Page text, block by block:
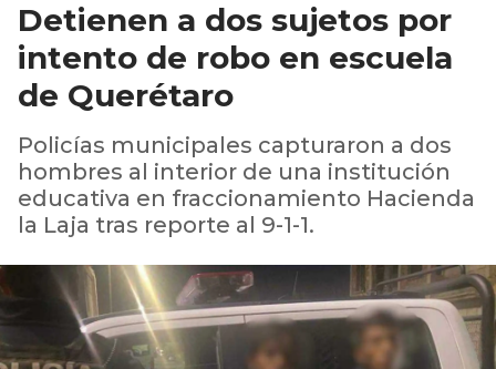
Detienen a dos sujetos por
intento de robo en escuela
de Querétaro
Policías municipales capturaron a dos
hombres al interior de una institución
educativa en fraccionamiento Hacienda
la Laja tras reporte al 9-1-1.